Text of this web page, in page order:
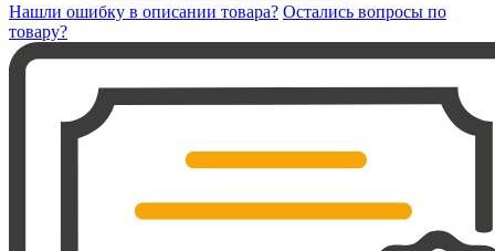
Нашли ошибку в описании товара? Остались вопросы по
товару?